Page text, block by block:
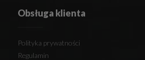
Obsługa klienta
Polityka prywatności
Regulamin